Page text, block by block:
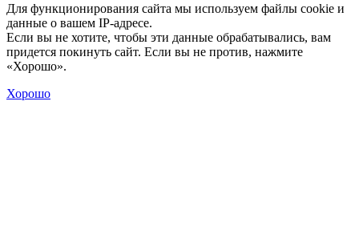
Для функционирования сайта мы используем файлы cookie и
данные о вашем IP-адресе.
Если вы не хотите, чтобы эти данные обрабатывались, вам
придется покинуть сайт. Если вы не против, нажмите
«Хорошо».
Хорошо